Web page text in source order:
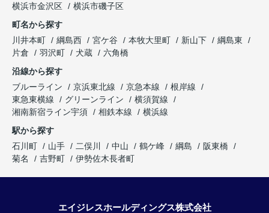
横浜市金沢区
横浜市磯子区
町名から探す
川井本町
綱島西 宮ケ谷 本牧大里町 新山下
綱島東
片倉
羽沢町 犬蔵
六角橋
沿線から探す
ブルーライン
京浜東北線 京急本線
根岸線
東急東横線
グリーンライン
横須賀線
湘南新宿ライン宇須
相鉄本線
横浜線
駅から探す
石川町
山手 二俣川 中山 鶴ケ峰 綱島
阪東橋
菊名
吉野町 伊勢佐木長者町
エイジレスホールディングス株式会社